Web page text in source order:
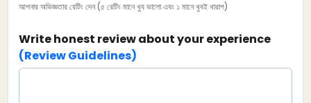
আপনার অভিজ্ঞতার রেটিং দেন (৫ রেটিং মানে খুব ভালো এবং ১ মানে খুবই খারাপ)
Write honest review about your experience
(Review Guidelines)